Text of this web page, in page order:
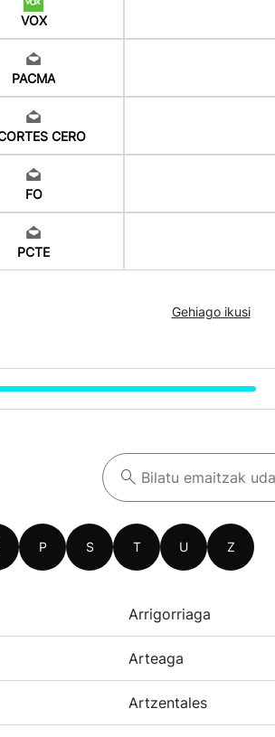
VOX
PACMA
CERO
FO
PCTE
Gehiago ikusi
P S T U Z
Arrigorriaga
Arteaga
Artzentales